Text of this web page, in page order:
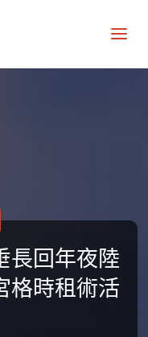
長回年夜陸
格時租術活